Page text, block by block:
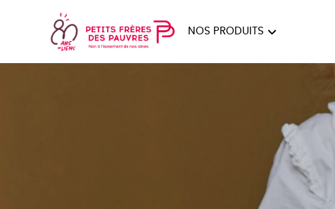
NOS PRODUITS